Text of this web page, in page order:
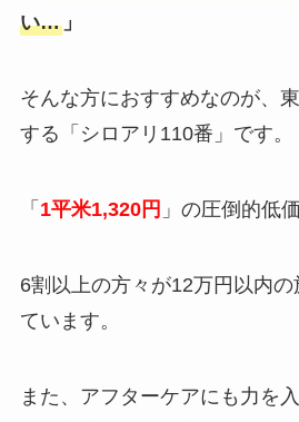
い…」
そんな方におすすめなのが、
する「シロアリ110番」です。
「 1平米1,320円 」の圧倒的低
6割以上の方々が12万円以内
ています。
また、アフターケアにも力を